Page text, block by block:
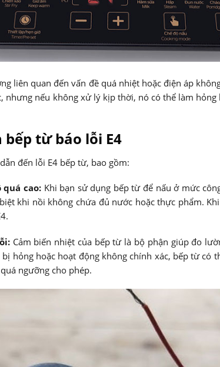
liên quan đến vấn đề quá nhiệt hoặc điện áp
nhưng nếu không xử lý kịp thời, nó có thể làm
từ báo lỗi E4
đến lỗi E4 bếp từ, bao gồm:
cao: Khi bạn sử dụng bếp từ để nấu ở mức
khi nồi không chứa đủ nước hoặc thực phẩm.
Cảm biến nhiệt của bếp từ là bộ phận giúp đo
hỏng hoặc hoạt động không chính xác, bếp từ có
ngưỡng cho phép.